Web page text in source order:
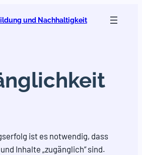
und Nachhaltigkeit
ist es notwendig, dass
Inhalte „zugänglich“ sind.